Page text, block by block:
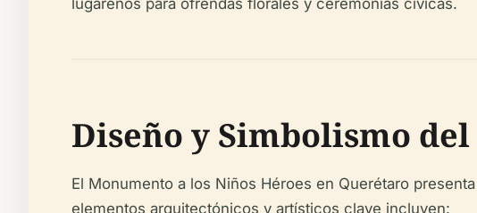
Diseño y Simbolismo
El Monumento a los Niños Héroes en Querétaro
elementos arquitectónicos y artísticos clave incluyen: